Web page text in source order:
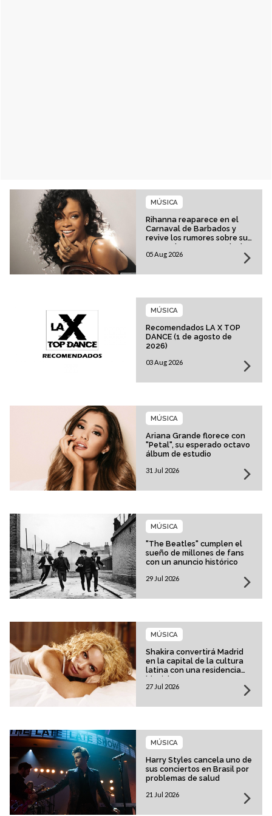
Rihanna reaparece en el
Carnaval de Barbados y
revive los rumores sobre su
esperado regreso musical
MÚSICA
05 Aug 2026
Recomendados LA X TOP
DANCE (1 de agosto de
2026)
MÚSICA
03 Aug 2026
Ariana Grande florece con
"Petal", su esperado octavo
álbum de estudio
MÚSICA
31 Jul 2026
"The Beatles" cumplen el
sueño de millones de fans
con un anuncio histórico
MÚSICA
29 Jul 2026
Shakira convertirá Madrid
en la capital de la cultura
latina con una residencia
histórica
MÚSICA
27 Jul 2026
Harry Styles cancela uno de
sus conciertos en Brasil por
problemas de salud
MÚSICA
21 Jul 2026